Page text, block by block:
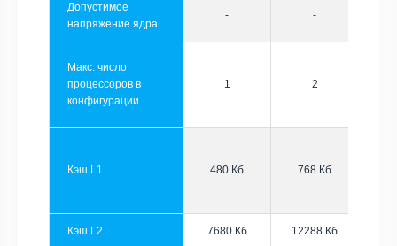
Допустимое
напряжение ядра
- -
Макс. число
процессоров в
конфигурации
1 2
Кэш L1 480 Кб 768 Кб
Кэш L2 7680 Кб 12288 Кб